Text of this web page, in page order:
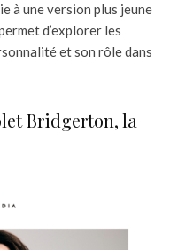
à une version plus jeune
d’explorer les
et son rôle dans
Bridgerton, la